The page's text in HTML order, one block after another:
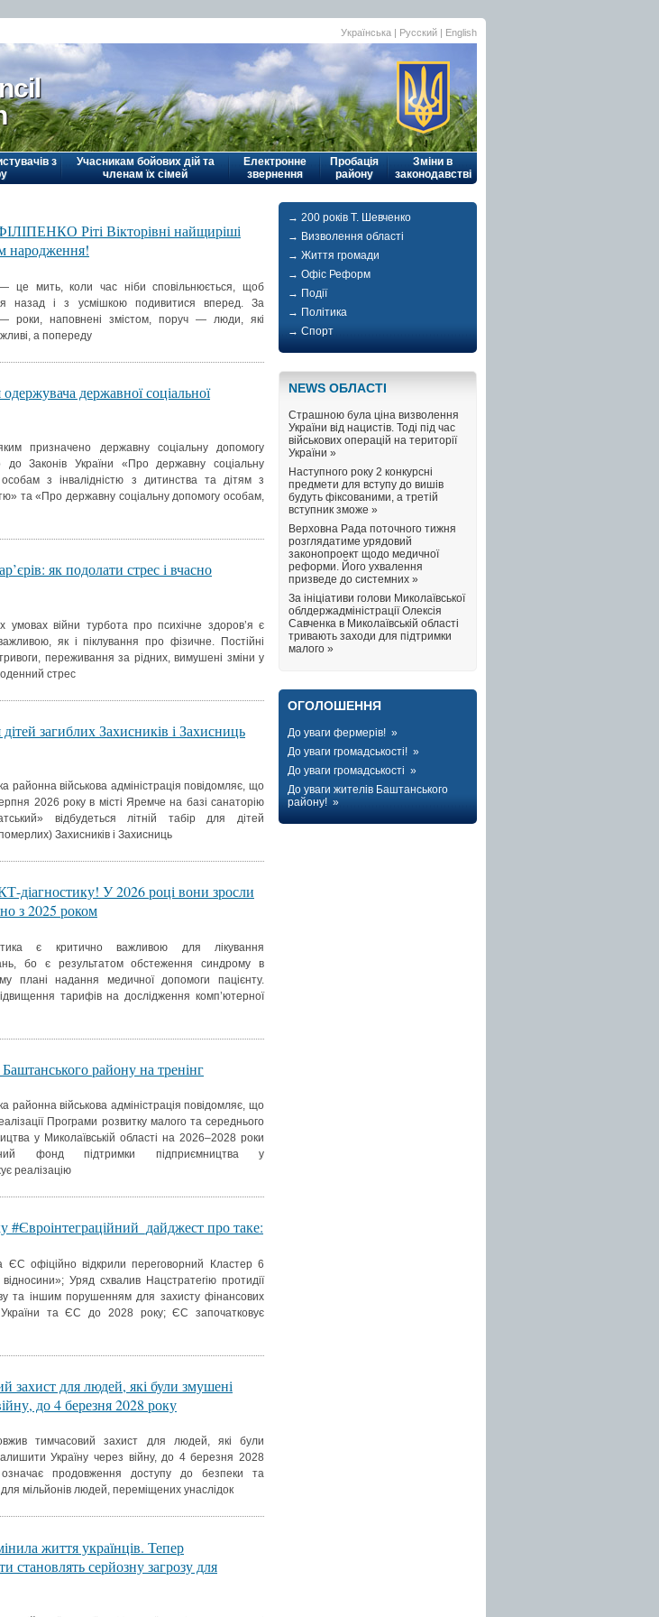
Українська | Русский | English
з
Учасникам бойових дій та
членам їх сімей
Електронне
звернення
Пробація
району
Зміни в
законодавстві
Ріті Вікторівні найщиріші
народження!
це мить, коли час ніби сповільнюється, щоб
назад і з усмішкою подивитися вперед. За
роки, наповнені змістом, поруч — люди, які
а попереду
державної соціальної
призначено державну соціальну допомогу
до Законів України «Про державну соціальну
з інвалідністю з дитинства та дітям з
та «Про державну соціальну допомогу особам,
як подолати стрес і вчасно
умовах війни турбота про психічне здоров’я є
як і піклування про фізичне. Постійні
тривоги, переживання за рідних, вимушені зміни у
стрес
загиблих Захисників і Захисниць
районна військова адміністрація повідомляє, що
2026 року в місті Яремче на базі санаторію
відбудеться літній табір для дітей
Захисників і Захисниць
діагностику! У 2026 році вони зросли
з 2025 роком
є критично важливою для лікування
бо є результатом обстеження синдрому в
плані надання медичної допомоги пацієнту.
тарифів на дослідження комп’ютерної
району на тренінг
районна військова адміністрація повідомляє, що
Програми розвитку малого та середнього
у Миколаївській області на 2026–2028 роки
фонд підтримки підприємництва у
реалізацію
#Євроінтеграційний_дайджест про таке:
ЄС офіційно відкрили переговорний Кластер 6
відносини»; Уряд схвалив Нацстратегію протидії
та іншим порушенням для захисту фінансових
України та ЄС до 2028 року; ЄС започатковує
для людей, які були змушені
до 4 березня 2028 року
тимчасовий захист для людей, які були
Україну через війну, до 4 березня 2028
продовження доступу до безпеки та
мільйонів людей, переміщених унаслідок
життя українців. Тепер
становлять серйозну загрозу для
→ 200 років Т. Шевченко
→ Визволення області
→ Життя громади
→ Офіс Реформ
→ Події
→ Політика
→ Спорт
NEWS ОБЛАСТI
Страшною була ціна визволення
України від нацистів. Тоді під час
військових операцій на території
України »
Наступного року 2 конкурсні
предмети для вступу до вишів
будуть фіксованими, а третій
вступник зможе »
Верховна Рада поточного тижня
розглядатиме урядовий
законопроект щодо медичної
реформи. Його ухвалення
призведе до системних »
За ініціативи голови Миколаївської
облдержадміністрації Олексія
Савченка в Миколаївській області
тривають заходи для підтримки
малого »
ОГОЛОШЕННЯ
До уваги фермерів! »
До уваги громадськості! »
До уваги громадськості »
До уваги жителів Баштанського
району! »